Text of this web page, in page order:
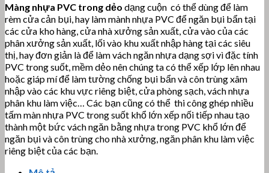
Màng nhựa PVC trong dẻo dạng cuộn có thể dùng để làm
rèm cửa cản bụi, hay làm mành nhựa PVC để ngăn bụi bẩn tại
các cửa kho hàng, cửa nhà xưởng sản xuất, cửa vào của các
phân xưởng sản xuất, lối vào khu xuất nhập hàng tại các siêu
thị, hay đơn giản là để làm vách ngăn nhựa dạng sợi vì đặc tính
PVC trong suốt, mềm dẻo nên chúng ta có thể xếp lớp lên nhau
hoặc giáp mí để làm tường chống bụi bẩn và côn trùng xâm
nhập vào các khu vực riêng biệt, cửa phòng sạch, vách nhựa
phân khu làm việc… Các bạn cũng có thể thi công ghép nhiều
tấm màn nhựa PVC trong suốt khổ lớn xếp nối tiếp nhau tạo
thành một bức vách ngăn bằng nhựa trong PVC khổ lớn để
ngăn bụi và côn trùng cho nhà xưởng, ngăn phân khu làm việc
riêng biệt của các bạn.